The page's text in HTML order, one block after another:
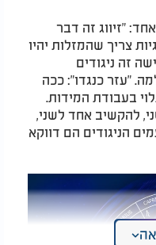
"זיווג זה דבר
צריך שהמזלות יהיו
זה ניגודים
"עזר כנגדו": ככה
בעבודת המידות.
להקשיב אחד לשני,
הניגודים הם דווקא